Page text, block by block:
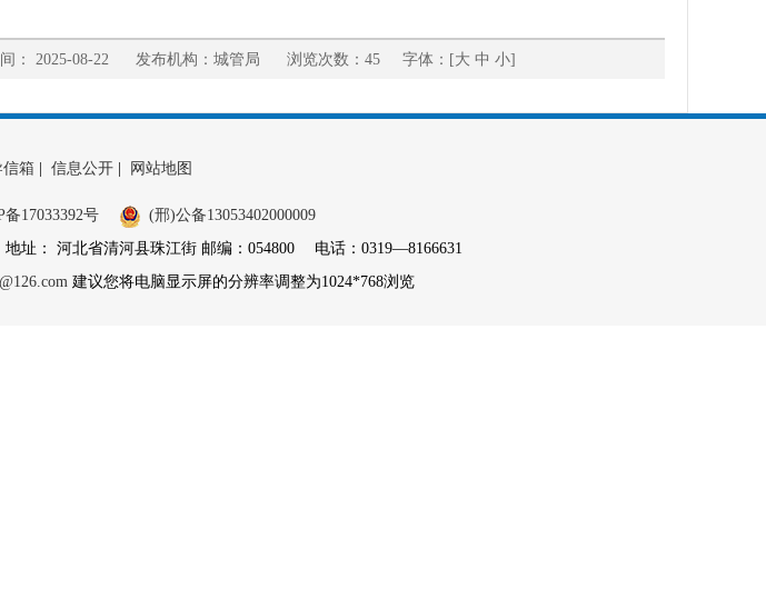
： 2025-08-22 发布机构：城管局 浏览次数：45 字体：[大 中 小]
信箱 信息公开 网站地图
17033392号
(邢)公备13053402000009
址： 河北省清河县珠江街 邮编：054800 电话：0319—8166631
建议您将电脑显示屏的分辨率调整为1024*768浏览